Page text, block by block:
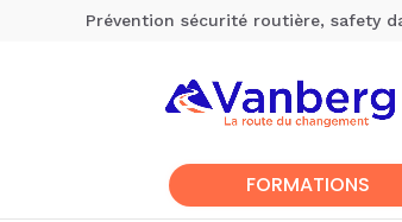
Prévention sécurité routière, safety
FORMATIONS